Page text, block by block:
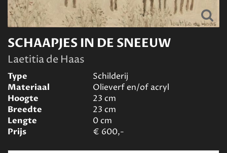
SCHAAPJES IN DE SNEEUW
Laetitia de Haas
Type
Schilderij
Materiaal
Olieverf en/of acryl
Hoogte
23 cm
Breedte
23 cm
Lengte
0cm
Prijs
€ 600,-